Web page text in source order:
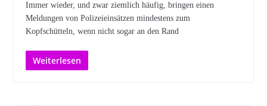
Immer wieder, und zwar ziemlich häufig, bringen einen
Meldungen von Polizeieinsätzen mindestens zum
Kopfschütteln, wenn nicht sogar an den Rand
Weiterlesen